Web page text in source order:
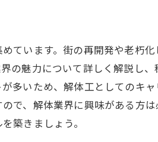
ています。街の再開発や老朽
の魅力について詳しく解説し
多いため、解体工としてのキ
で、解体業界に興味がある方
築きましょう。